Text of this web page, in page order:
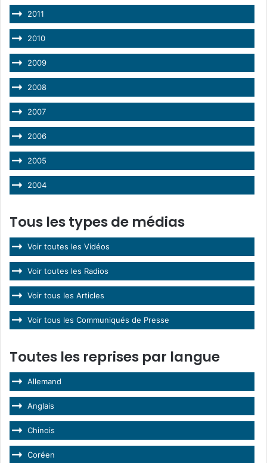
2011
2010
2009
2008
2007
2006
2005
2004
Tous les types de médias
Voir toutes les Vidéos
Voir toutes les Radios
Voir tous les Articles
Voir tous les Communiqués de Presse
Toutes les reprises par langue
Allemand
Anglais
Chinois
Coréen